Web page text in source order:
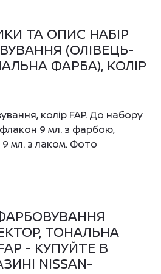
ТА ОПИС НАБІР
(ОЛІВЕЦЬ-
ФАРБА), КОЛІР
колір FAP. До набору
флакон 9 мл. з фарбою,
9 мл. з лаком. Фото
ТОНАЛЬНА
- КУПУЙТЕ В
NISSAN-